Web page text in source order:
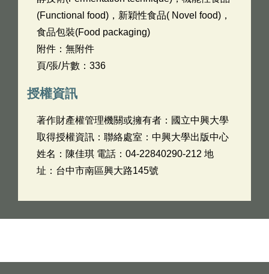
(Functional food)，新穎性食品( Novel food)，
食品包裝(Food packaging)
附件：無附件
頁/張/片數：336
授權資訊
著作財產權管理機關或擁有者：國立中興大學
取得授權資訊：聯絡處室：中興大學出版中心
姓名：陳佳琪 電話：04-22840290-212 地
址：台中市南區興大路145號